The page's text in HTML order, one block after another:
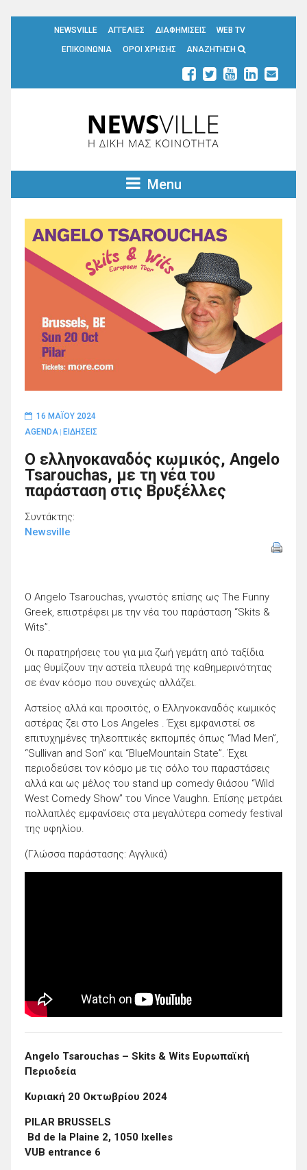
NEWSVILLE ΑΓΓΕΛΙΕΣ ΔΙΑΦΗΜΙΣΕΙΣ
WEB TV
ΕΠΙΚΟΙΝΩΝΙΑ
ΟΡΟΙ ΧΡΗΣΗΣ ΑΝΑΖΗΤΗΣΗ
Menu
16 ΜΑΪ́ΟΥ 2024
AGENDA
ΕΙΔΗΣΕΙΣ
Ο ελληνοκαναδός κωμικός, Angelo
Tsarouchas, με τη νέα του
παράσταση στις Βρυξέλλες
Συντάκτης:
Newsville
O Angelo Tsarouchas, γνωστός επίσης ως The Funny
Greek, επιστρέφει με την νέα του παράσταση “Skits &
Wits”.
Οι παρατηρήσεις του για μια ζωή γεμάτη από ταξίδια
μας θυμίζουν την αστεία πλευρά της καθημερινότητας
σε έναν κόσμο που συνεχώς αλλάζει.
Αστείος αλλά και προσιτός, ο Ελληνοκαναδός κωμικός
αστέρας ζει στο Los Angeles . Έχει εμφανιστεί σε
επιτυχημένες τηλεοπτικές εκπομπές όπως “Mad Men”,
“Sullivan and Son” και “BlueMountain State”. Έχει
περιοδεύσει τον κόσμο με τις σόλο του παραστάσεις
αλλά και ως μέλος του stand up comedy θιάσου “Wild
West Comedy Show” του Vince Vaughn. Επίσης μετράει
πολλαπλές εμφανίσεις στα μεγαλύτερα comedy festival
της υφηλίου.
(Γλώσσα παράστασης: Αγγλικά)
Angelo Tsarouchas – Skits & Wits Ευρωπαϊκή
Περιοδεία
Κυριακή 20 Οκτωβρίου 2024
PILAR BRUSSELS
Bd de la Plaine 2, 1050 Ixelles
VUB entrance 6